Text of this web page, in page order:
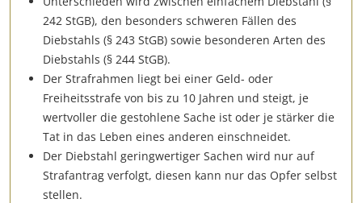
242 StGB), den besonders schweren Fällen des
Diebstahls (§ 243 StGB) sowie besonderen Arten des
Diebstahls (§ 244 StGB).
Der Strafrahmen liegt bei einer Geld- oder
Freiheitsstrafe von bis zu 10 Jahren und steigt, je
wertvoller die gestohlene Sache ist oder je stärker die
Tat in das Leben eines anderen einschneidet.
Der Diebstahl geringwertiger Sachen wird nur auf
Strafantrag verfolgt, diesen kann nur das Opfer selbst
stellen.